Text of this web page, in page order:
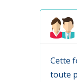
Cette
toute